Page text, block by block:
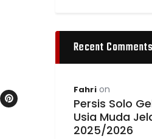
Recent Comments
Fahrion
Persis Solo
Usia Muda
2025/2026